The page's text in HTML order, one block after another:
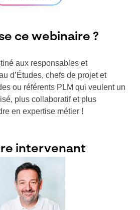
ce webinaire ?
aux responsables et
d’Études, chefs de projet et
ou référents PLM qui veulent un
plus collaboratif et plus
en expertise métier !
intervenant